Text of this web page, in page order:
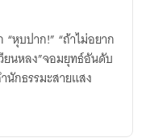
“หุบปาก!” “ถ้าไม่อยาก
นักธรรมะสายแสง